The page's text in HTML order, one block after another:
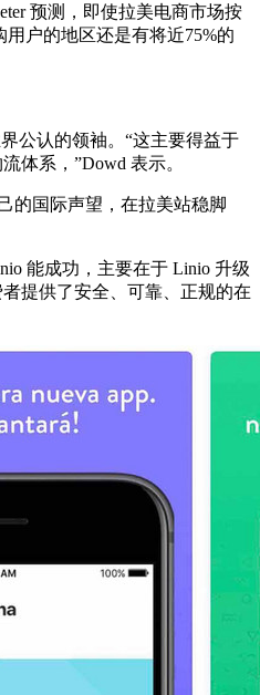
预测，即使拉美电商市场按
户的地区还是有将近75%的
公认的领袖。“这主要得益于
体系，”Dowd 表示。
的国际声望，在拉美站稳脚
能成功，主要在于 Linio 升级
提供了安全、可靠、正规的在